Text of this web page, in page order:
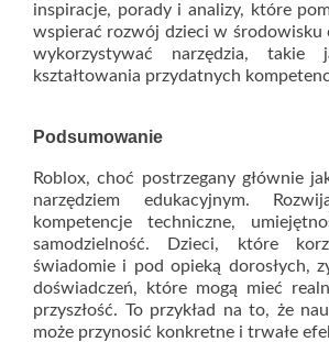
inspiracje, porady i analizy, które
wspierać rozwój dzieci w środowisku
wykorzystywać narzędzia, takie
kształtowania przydatnych
Podsumowanie
Roblox, choć postrzegany głównie
narzędziem edukacyjnym.
kompetencje techniczne,
samodzielność. Dzieci, które
świadomie i pod opieką dorosłych,
doświadczeń, które mogą mieć
przyszłość. To przykład na to, że
może przynosić konkretne i trwałe